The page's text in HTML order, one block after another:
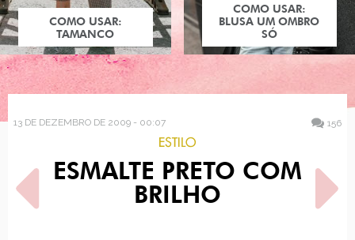
COMO USAR:
TAMANCO
COMO USAR:
BLUSA UM OMBRO
SÓ
13 DE DEZEMBRO DE 2009 - 00:07 156
ESTILO
ESMALTE PRETO COM
BRILHO